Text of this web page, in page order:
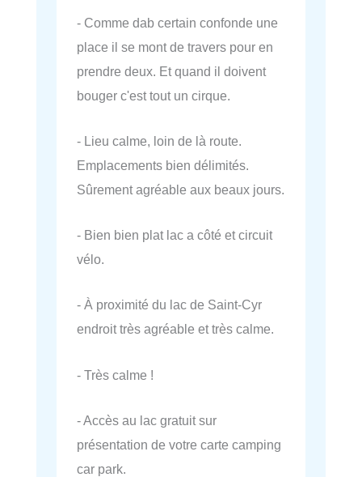
- Comme dab certain confonde une
place il se mont de travers pour en
prendre deux. Et quand il doivent
bouger c'est tout un cirque.
- Lieu calme, loin de là route.
Emplacements bien délimités.
Sûrement agréable aux beaux jours.
- Bien bien plat lac a côté et circuit
vélo.
- À proximité du lac de Saint-Cyr
endroit très agréable et très calme.
- Très calme !
- Accès au lac gratuit sur
présentation de votre carte camping
car park.